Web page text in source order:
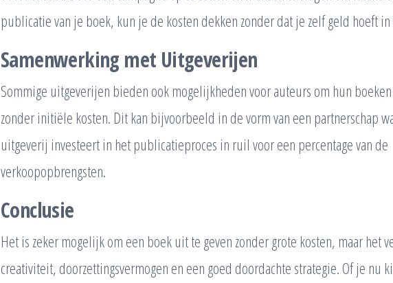
publicatie van je boek, kun je de kosten dekken zonder dat je zelf geld hoeft in
Samenwerking met Uitgeverijen
Sommige uitgeverijen bieden ook mogelijkheden voor auteurs om hun
zonder initiële kosten. Dit kan bijvoorbeeld in de vorm van een partnerschap
uitgeverij investeert in het publicatieproces in ruil voor een percentage van de
verkoopopbrengsten.
Conclusie
Het is zeker mogelijk om een boek uit te geven zonder grote kosten, maar het
creativiteit, doorzettingsvermogen en een goed doordachte strategie. Of je nu